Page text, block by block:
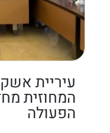
עיריית
המחוזית
הפעולה